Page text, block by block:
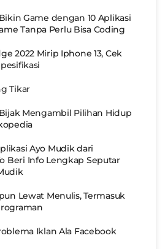
Game dengan 10 Aplikasi
Tanpa Perlu Bisa Coding
2022 Mirip Iphone 13, Cek
Tikar
Mengambil Pilihan Hidup
Ayo Mudik dari
Beri Info Lengkap Seputar
Lewat Menulis, Termasuk
Iklan Ala Facebook